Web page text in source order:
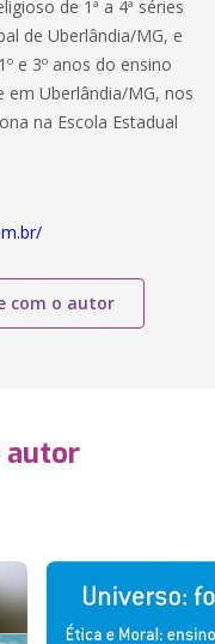
de 1ª a 4ª séries
de Uberlândia/MG, e
e 3º anos do ensino
em Uberlândia/MG, nos
na Escola Estadual
com o autor
autor